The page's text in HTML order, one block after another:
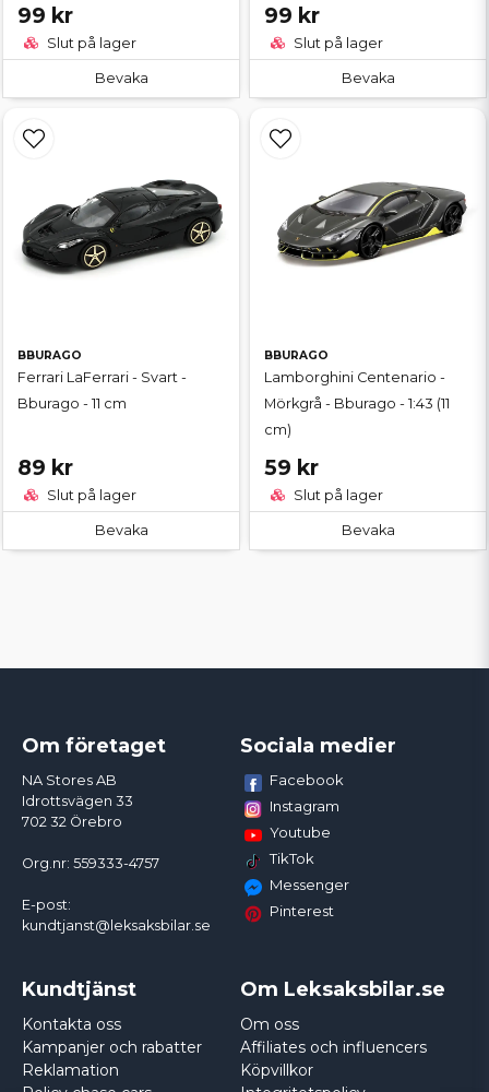
99 kr
Slut på lager
Bevaka
99 kr
Slut på lager
Bevaka
BBURAGO
Ferrari LaFerrari - Svart -
Bburago - 11 cm
89 kr
Slut på lager
Bevaka
BBURAGO
Lamborghini Centenario -
Mörkgrå - Bburago - 1:43 (11
cm)
59 kr
Slut på lager
Bevaka
Om företaget
NA Stores AB
Idrottsvägen 33
702 32 Örebro
Org.nr: 559333-4757
E-post:
kundtjanst@leksaksbilar.se
Sociala medier
Facebook
Instagram
Youtube
TikTok
Messenger
Pinterest
Kundtjänst
Kontakta oss
Kampanjer och rabatter
Reklamation
Om Leksaksbilar.se
Om oss
Affiliates och influencers
Köpvillkor